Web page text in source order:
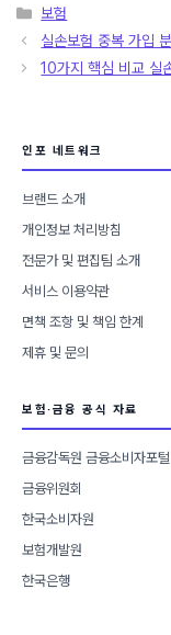
카
테
리
보험
실손보험 중복 가입
10가지 핵심 비교 실
인포 네트워크
브랜드 소개
개인정보 처리방침
전문가 및 편집팀 소개
서비스 이용약관
면책 조항 및 책임 한계
제휴 및 문의
보험·금융 공식 자료
금융감독원 금융소비자포
금융위원회
한국소비자원
보험개발원
한국은행